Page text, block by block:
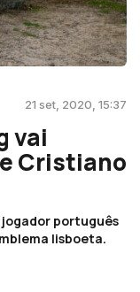
21 set, 2020, 15:37
vai
Cristiano
jogador português
lisboeta.